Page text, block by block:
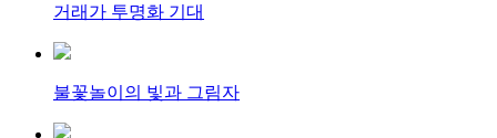
거래가 투명화 기대
불꽃놀이의 빛과 그림자